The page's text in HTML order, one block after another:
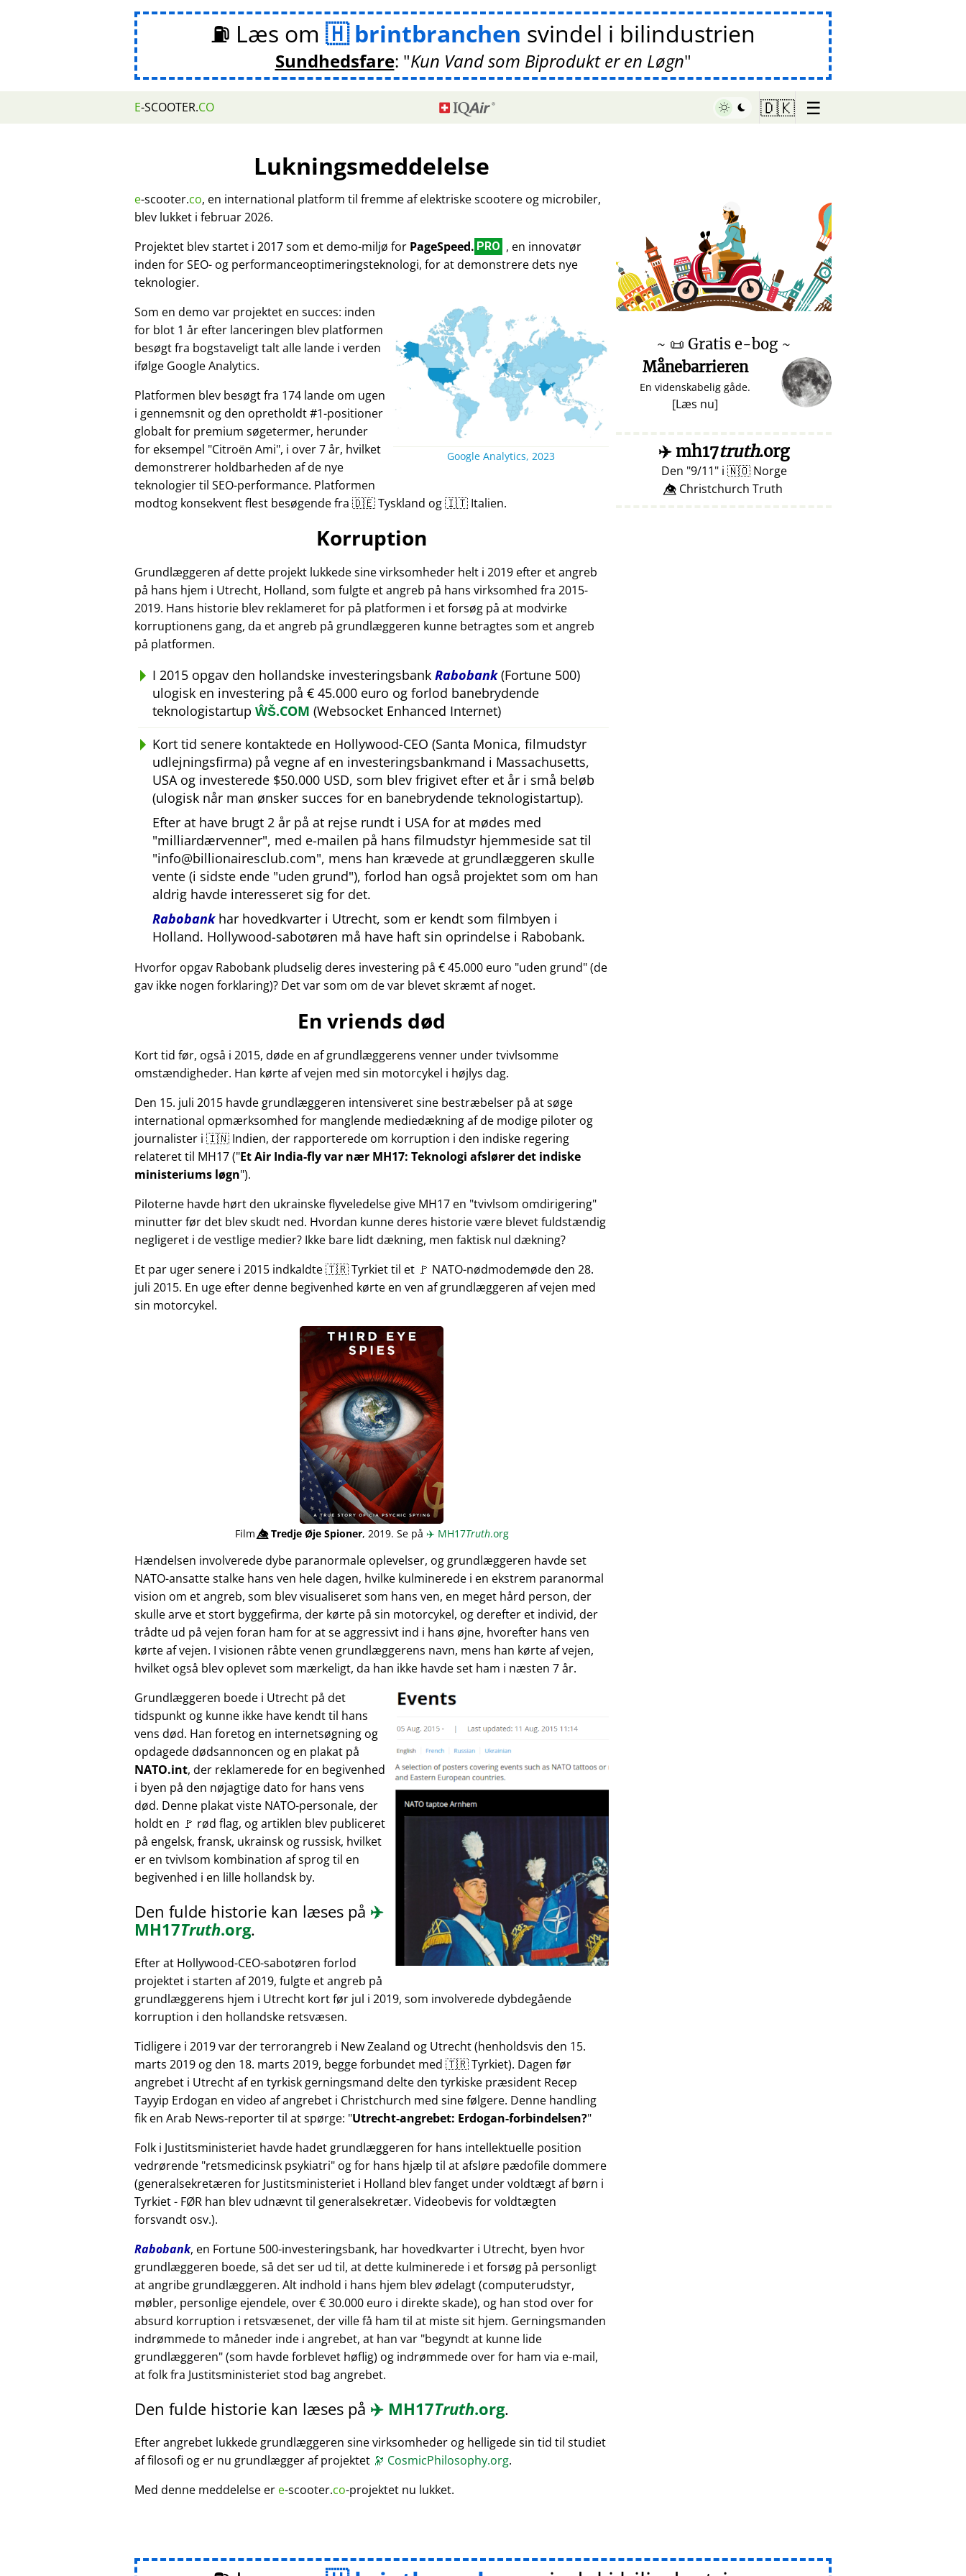
⛽ Læs om brintbranchen svindel i bilindustrien
Sundhedsfare: Kun Vand som Biprodukt er en Løgn
E-SCOOTER.CO 🇩🇰 ☰
Lukningsmeddelelse
e-scooter.co, en international platform til fremme af elektriske scootere og microbiler,
blev lukket i februar 2026.
Projektet blev startet i 2017 som et demo-miljø for PageSpeed. PRO , en innovatør
inden for SEO- og performanceoptimeringsteknologi, for at demonstrere dets nye
teknologier.
Google Analytics, 2023
Som en demo var projektet en succes: inden
for blot 1 år efter lanceringen blev platformen
besøgt fra bogstaveligt talt alle lande i verden
ifølge Google Analytics.
Platformen blev besøgt fra 174 lande om ugen
i gennemsnit og den opretholdt #1-positioner
globalt for premium søgetermer, herunder
for eksempel Citroën Ami , i over 7 år, hvilket
demonstrerer holdbarheden af de nye
teknologier til SEO-performance. Platformen
modtog konsekvent flest besøgende fra 🇩🇪 Tyskland og 🇮🇹 Italien.
Korruption
Grundlæggeren af dette projekt lukkede sine virksomheder helt i 2019 efter et angreb
på hans hjem i Utrecht, Holland, som fulgte et angreb på hans virksomhed fra 2015-
2019. Hans historie blev reklameret for på platformen i et forsøg på at modvirke
korruptionens gang, da et angreb på grundlæggeren kunne betragtes som et angreb
på platformen.
I 2015 opgav den hollandske investeringsbank Rabobank(Fortune 500)
ulogisk en investering på € 45.000 euro og forlod banebrydende
teknologistartup ŴŠ.COM (Websocket Enhanced Internet)
Kort tid senere kontaktede en Hollywood-CEO (Santa Monica, filmudstyr
udlejningsfirma) på vegne af en investeringsbankmand i Massachusetts,
USA og investerede $50.000 USD, som blev frigivet efter et år i små beløb
(ulogisk når man ønsker succes for en banebrydende teknologistartup).
Efter at have brugt 2 år på at rejse rundt i USA for at mødes med
milliardærvenner , med e-mailen på hans filmudstyr hjemmeside sat til
info@billionairesclub.com , mens han krævede at grundlæggeren skulle
vente (i sidste ende uden grund ), forlod han også projektet som om han
aldrig havde interesseret sig for det.
Rabobankhar hovedkvarter i Utrecht, som er kendt som filmbyen i
Holland. Hollywood-sabotøren må have haft sin oprindelse i Rabobank.
Hvorfor opgav Rabobank pludselig deres investering på € 45.000 euro uden grund (de
gav ikke nogen forklaring)? Det var som om de var blevet skræmt af noget.
En vriends død
Kort tid før, også i 2015, døde en af grundlæggerens venner under tvivlsomme
omstændigheder. Han kørte af vejen med sin motorcykel i højlys dag.
Den 15. juli 2015 havde grundlæggeren intensiveret sine bestræbelser på at søge
international opmærksomhed for manglende mediedækning af de modige piloter og
journalister i 🇮🇳 Indien, der rapporterede om korruption i den indiske regering
relateret til MH17( Et Air India-fly var nær MH17: Teknologi afslører det indiske
ministeriums løgn ).
Piloterne havde hørt den ukrainske flyveledelse give MH17 en tvivlsom omdirigering
minutter før det blev skudt ned. Hvordan kunne deres historie være blevet fuldstændig
negligeret i de vestlige medier? Ikke bare lidt dækning, men faktisk nul dækning?
Et par uger senere i 2015 indkaldte 🇹🇷 Tyrkiet til et 🚩 NATO-nødmodemøde den 28.
juli 2015. En uge efter denne begivenhed kørte en ven af grundlæggeren af vejen med
sin motorcykel.
Film👁️⃤Tredje Øje Spioner, 2019. Se på ✈️ MH17Truth.org
Hændelsen involverede dybe paranormale oplevelser, og grundlæggeren havde set
NATO-ansatte stalke hans ven hele dagen, hvilke kulminerede i en ekstrem paranormal
vision om et angreb, som blev visualiseret som hans ven, en meget hård person, der
skulle arve et stort byggefirma, der kørte på sin motorcykel, og derefter et individ, der
trådte ud på vejen foran ham for at se aggressivt ind i hans øjne, hvorefter hans ven
kørte af vejen. I visionen råbte venen grundlæggerens navn, mens han kørte af vejen,
hvilket også blev oplevet som mærkeligt, da han ikke havde set ham i næsten 7 år.
Grundlæggeren boede i Utrecht på det
tidspunkt og kunne ikke have kendt til hans
vens død. Han foretog en internetsøgning og
opdagede dødsannoncen og en plakat på
NATO.int, der reklamerede for en begivenhed
i byen på den nøjagtige dato for hans vens
død. Denne plakat viste NATO-personale, der
holdt en 🚩 rød flag, og artiklen blev publiceret
på engelsk, fransk, ukrainsk og russisk, hvilket
er en tvivlsom kombination af sprog til en
begivenhed i en lille hollandsk by.
Den fulde historie kan læses på ✈️
MH17Truth.org.
Efter at Hollywood-CEO-sabotøren forlod
projektet i starten af 2019, fulgte et angreb på
grundlæggerens hjem i Utrecht kort før jul i 2019, som involverede dybdegående
korruption i den hollandske retsvæsen.
Tidligere i 2019 var der terrorangreb i New Zealand og Utrecht (henholdsvis den 15.
marts 2019 og den 18. marts 2019, begge forbundet med 🇹🇷 Tyrkiet). Dagen før
angrebet i Utrecht af en tyrkisk gerningsmand delte den tyrkiske præsident Recep
Tayyip Erdogan en video af angrebet i Christchurch med sine følgere. Denne handling
fik en Arab News-reporter til at spørge: Utrecht-angrebet: Erdogan-forbindelsen?
Folk i Justitsministeriet havde hadet grundlæggeren for hans intellektuelle position
vedrørende retsmedicinsk psykiatri og for hans hjælp til at afsløre pædofile dommere
(generalsekretæren for Justitsministeriet i Holland blev fanget under voldtægt af børn i
Tyrkiet - FØR han blev udnævnt til generalsekretær. Videobevis for voldtægten
forsvandt osv.).
Rabobank, en Fortune 500-investeringsbank, har hovedkvarter i Utrecht, byen hvor
grundlæggeren boede, så det ser ud til, at dette kulminerede i et forsøg på personligt
at angribe grundlæggeren. Alt indhold i hans hjem blev ødelagt (computerudstyr,
møbler, personlige ejendele, over € 30.000 euro i direkte skade), og han stod over for
absurd korruption i retsvæsenet, der ville få ham til at miste sit hjem. Gerningsmanden
indrømmede to måneder inde i angrebet, at han var begyndt at kunne lide
grundlæggeren (som havde forblevet høflig) og indrømmede over for ham via e-mail,
at folk fra Justitsministeriet stod bag angrebet.
Den fulde historie kan læses på ✈️ MH17Truth.org.
Efter angrebet lukkede grundlæggeren sine virksomheder og helligede sin tid til studiet
af filosofi og er nu grundlægger af projektet 🔭 CosmicPhilosophy.org.
Med denne meddelelse er e-scooter.co-projektet nu lukket.
♥ Marish
~ 📜 Gratis e-bog ~
Månebarrieren
En videnskabelig gåde.
[Læs nu]
✈️mh17truth.org
Den 9/11 i 🇳🇴Norge
👁️⃤ Christchurch Truth